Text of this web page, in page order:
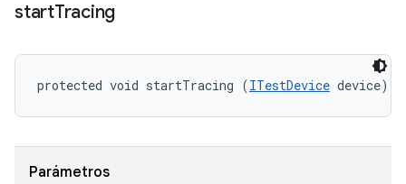
startTracing
protected void startTracing (ITestDevice device)
Parámetros